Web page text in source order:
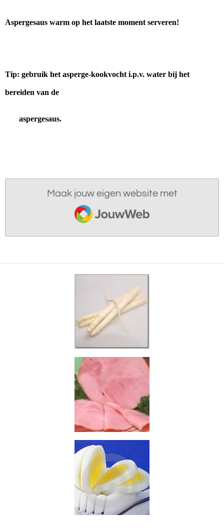
Aspergesaus warm op het laatste moment serveren!
Tip: gebruik het asperge-kookvocht i.p.v. water bij het
bereiden van de
aspergesaus.
Maak jouw eigen website met
JouwWeb